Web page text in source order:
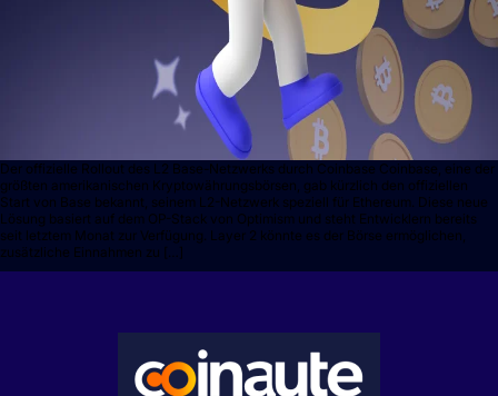
Der offizielle Rollout des L2 Base-Netzwerks durch Coinbase Coinbase, eine der
größten amerikanischen Kryptowährungsbörsen, gab kürzlich den offiziellen
Start von Base bekannt, seinem L2-Netzwerk speziell für Ethereum. Diese neue
Lösung basiert auf dem OP-Stack von Optimism und steht Entwicklern bereits
seit letztem Monat zur Verfügung. Layer 2 könnte es der Börse ermöglichen,
zusätzliche Einnahmen zu […]